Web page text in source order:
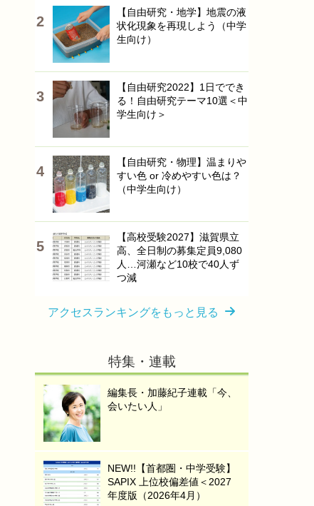
【自由研究・地学】地震の液
状化現象を再現しよう（中学
生向け）
【自由研究2022】1日ででき
る！自由研究テーマ10選＜中
学生向け＞
【自由研究・物理】温まりや
すい色 or 冷めやすい色は？
（中学生向け）
【高校受験2027】滋賀県立
高、全日制の募集定員9,080
人…河瀬など10校で40人ず
つ減
アクセスランキングをもっと見る
特集・連載
編集長・加藤紀子連載「今、
会いたい人」
NEW!!【首都圏・中学受験】
SAPIX 上位校偏差値＜2027
年度版（2026年4月）